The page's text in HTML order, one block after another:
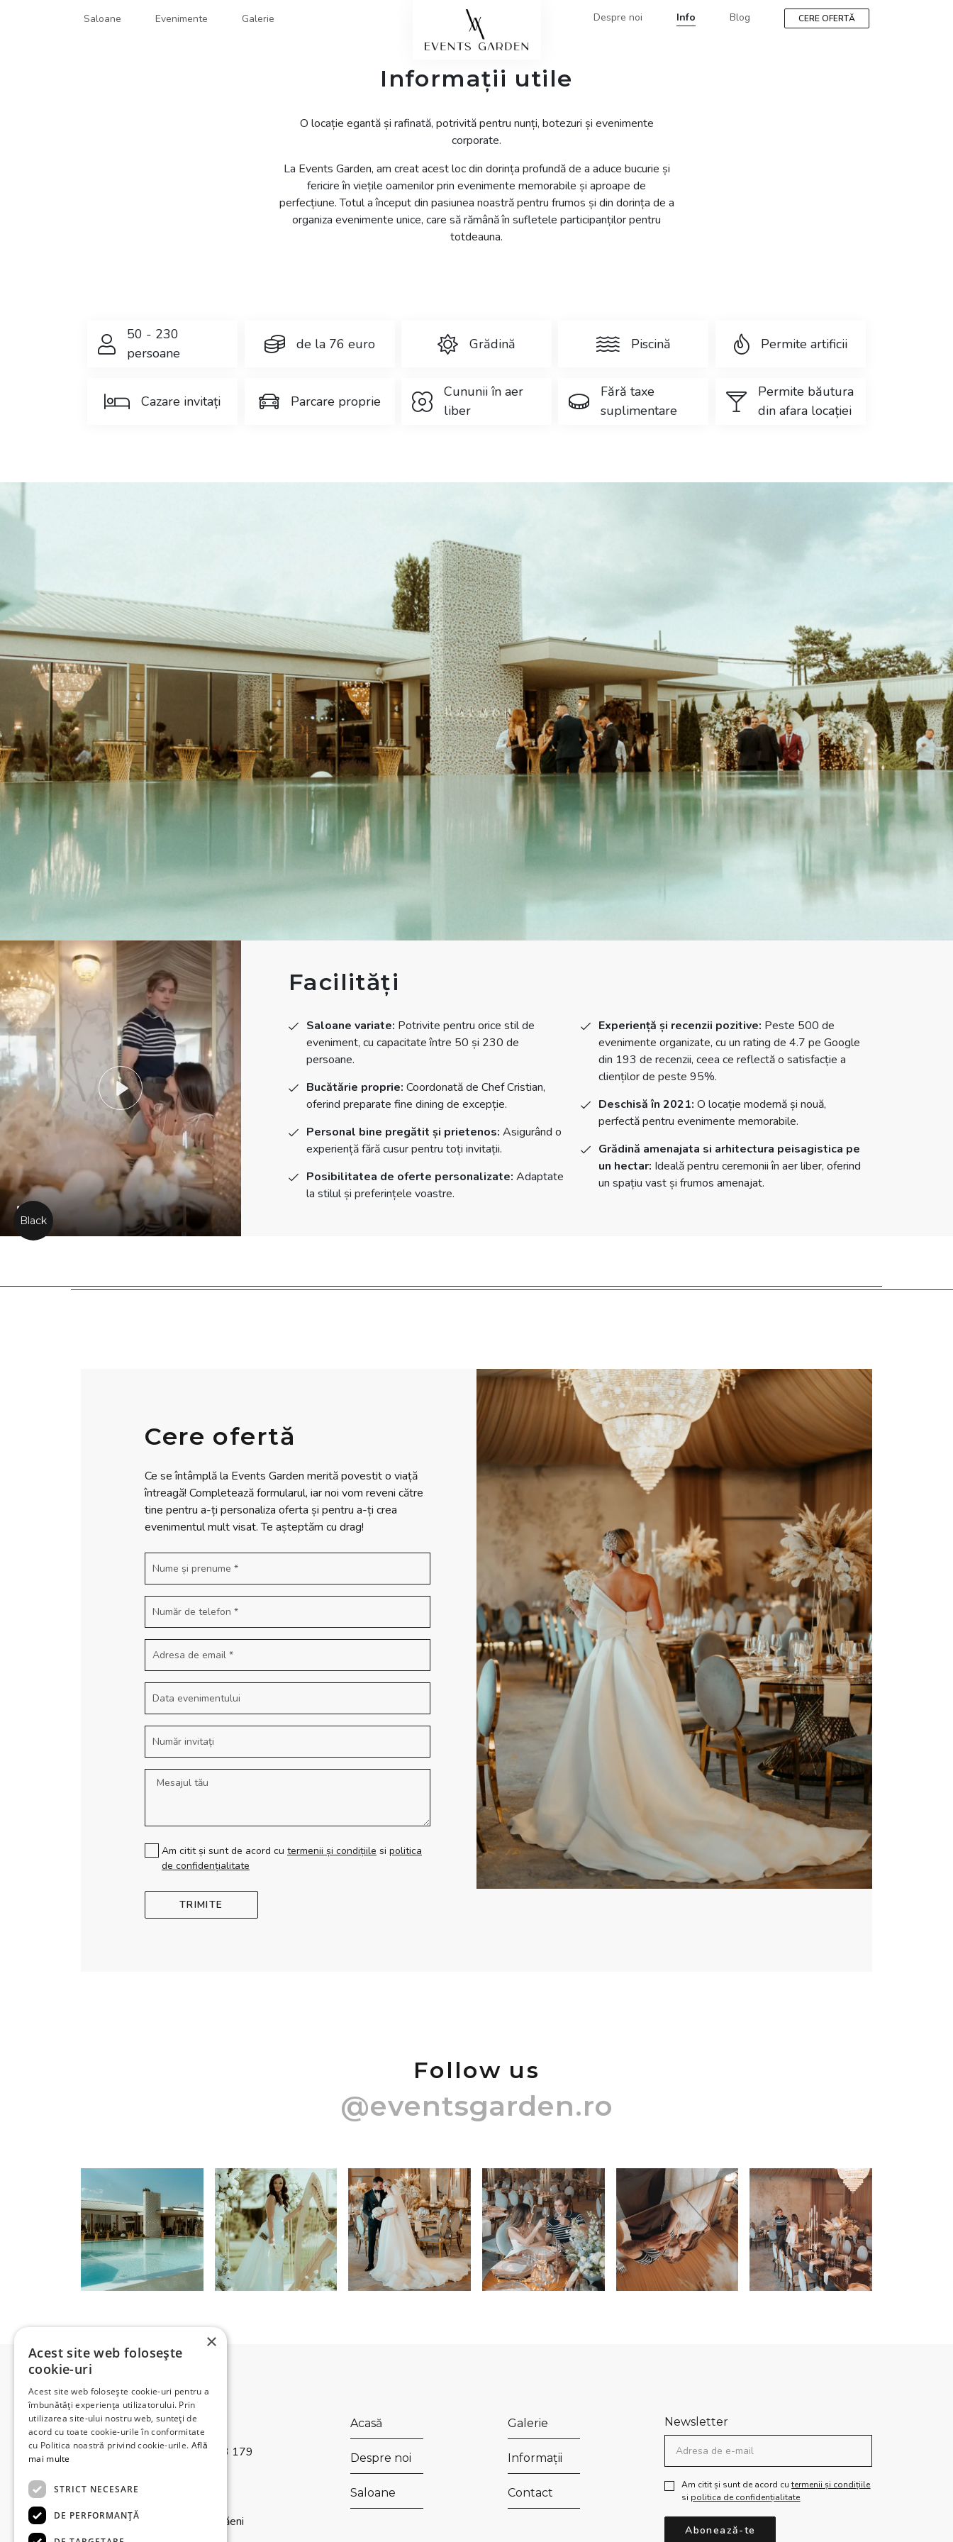
Saloane Evenimente Galerie Despre noi Info Blog CERE OFERTĂ
Informații utile
O locație egantă și rafinată, potrivită pentru nunți, botezuri și evenimente
corporate.
La Events Garden, am creat acest loc din dorința profundă de a aduce bucurie și
fericire în viețile oamenilor prin evenimente memorabile și aproape de
perfecțiune. Totul a început din pasiunea noastră pentru frumos și din dorința de a
organiza evenimente unice, care să rămână în sufletele participanților pentru
totdeauna.
50 - 230
persoane
de la 76 euro Grădină Piscină Permite artificii
Cazare invitați Parcare proprie
Cununii în aer
liber
Fără taxe
suplimentare
Permite băutura
din afara locației
Play
Facilități
Saloane variate: Potrivite pentru orice stil de
eveniment, cu capacitate între 50 și 230 de
persoane.
Bucătărie proprie: Coordonată de Chef Cristian,
oferind preparate fine dining de excepție.
Personal bine pregătit și prietenos: Asigurând o
experiență fără cusur pentru toți invitații.
Posibilitatea de oferte personalizate: Adaptate
la stilul și preferințele voastre.
Experiență și recenzii pozitive: Peste 500 de
evenimente organizate, cu un rating de 4.7 pe Google
din 193 de recenzii, ceea ce reflectă o satisfacție a
clienților de peste 95%.
Deschisă în 2021: O locație modernă și nouă,
perfectă pentru evenimente memorabile.
Grădină amenajata si arhitectura peisagistica pe
un hectar: Ideală pentru ceremonii în aer liber, oferind
un spațiu vast și frumos amenajat.
Cere ofertă
Ce se întâmplă la Events Garden merită povestit o viață
întreagă! Completează formularul, iar noi vom reveni către
tine pentru a-ți personaliza oferta și pentru a-ți crea
evenimentul mult visat. Te așteptăm cu drag!
Am citit și sunt de acord cu termenii și condițiile si politica
de confidențialitate
TRIMITE
Follow us
@eventsgarden.ro
+40 744 584 584 / +40 733 179
contact@events-garden.ro
Str. Gloriei nr.29, Boldești, Scăeni
Acasă
Despre noi
Saloane
Galerie
Informații
Contact
Newsletter
Am citit și sunt de acord cutermenii și condițiile
si politica de confidențialitate
Abonează-te
Black
×
Acest site web folosește
cookie-uri
Acest site web folosește cookie-uri pentru a
îmbunătăți experiența utilizatorului. Prin
utilizarea site-ului nostru web, sunteți de
acord cu toate cookie-urile în conformitate
cu Politica noastră privind cookie-urile. Află
mai multe
STRICT NECESARE
DE PERFORMANȚĂ